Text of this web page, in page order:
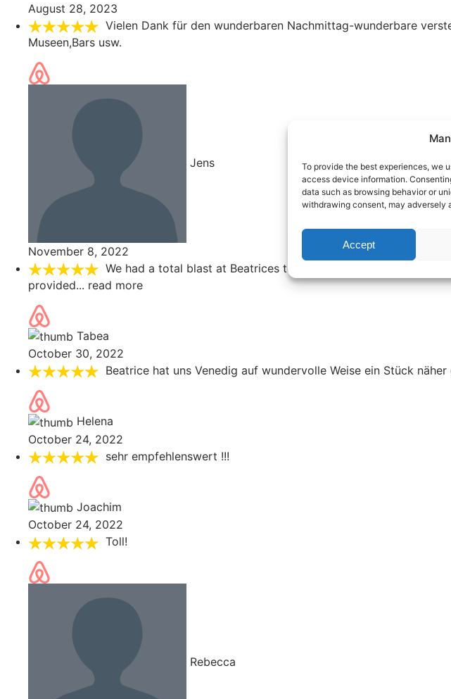
To provide the best experiences, we
access device information.
data such as browsing behavior or
withdrawing consent, may adversely
Accept
August 28, 2023
Vielen Dank für den wunderbaren Nachmittag-wunderbare
Museen,Bars usw.
Jens
November 8, 2022
We had a total blast at Beatrices tour. She showed us a lot of
provided... read more
Tabea
October 30, 2022
Beatrice hat uns Venedig auf wundervolle Weise ein Stück
Helena
October 24, 2022
sehr empfehlenswert !!!
Joachim
October 24, 2022
Toll!
Rebecca